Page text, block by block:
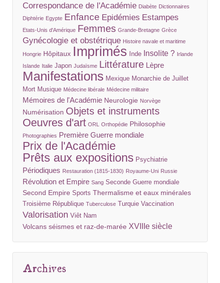
Correspondance de l'Académie Diabète Dictionnaires
Diphtérie Egypte Enfance Epidémies Estampes
Etats-Unis d'Amérique Femmes Grande-Bretagne Grèce
Gynécologie et obstétrique Histoire navale et maritime
Hongrie Hôpitaux Imprimés Inde Insolite ? Irlande
Islande Italie Japon Judaïsme Littérature Lèpre
Manifestations Mexique Monarchie de Juillet
Mort Musique Médecine libérale Médecine militaire
Mémoires de l'Académie Neurologie Norvège
Numérisation Objets et instruments
Oeuvres d'art ORL Orthopédie Philosophie
Photographies Première Guerre mondiale
Prix de l'Académie
Prêts aux expositions Psychiatrie
Périodiques Restauration (1815-1830) Royaume-Uni Russie
Révolution et Empire Sang Seconde Guerre mondiale
Second Empire Sports Thermalisme et eaux minérales
Troisième République Tuberculose Turquie Vaccination
Valorisation Viêt Nam
Volcans séismes et raz-de-marée XVIIIe siècle
Archives